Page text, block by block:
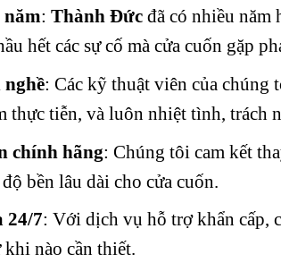
: Thành Đứcđã có nhiều năm
hết các sự cố mà cửa cuốn gặp
: Các kỹ thuật viên của chúng
thực tiễn, và luôn nhiệt tình, trách
chính hãng: Chúng tôi cam kết
bền lâu dài cho cửa cuốn.
24/7: Với dịch vụ hỗ trợ khẩn cấp,
khi nào cần thiết.